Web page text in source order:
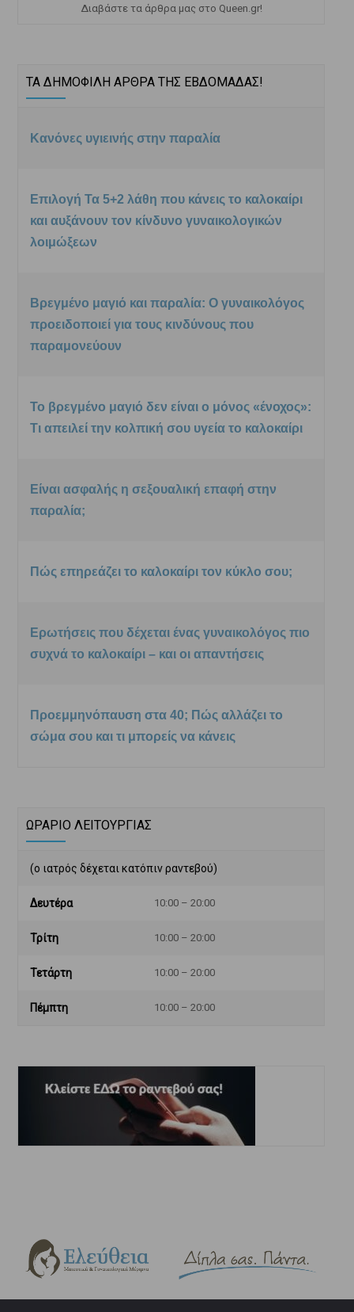
Διαβάστε τα άρθρα μας στο Queen.gr!
ΤΑ ΔΗΜΟΦΙΛΗ ΑΡΘΡΑ ΤΗΣ ΕΒΔΟΜΑΔΑΣ!
Κανόνες υγιεινής στην παραλία
Επιλογή Τα 5+2 λάθη που κάνεις το καλοκαίρι
και αυξάνουν τον κίνδυνο γυναικολογικών
λοιμώξεων
Βρεγμένο μαγιό και παραλία: Ο γυναικολόγος
προειδοποιεί για τους κινδύνους που
παραμονεύουν
Το βρεγμένο μαγιό δεν είναι ο μόνος «ένοχος»:
Τι απειλεί την κολπική σου υγεία το καλοκαίρι
Είναι ασφαλής η σεξουαλική επαφή στην
παραλία;
Πώς επηρεάζει το καλοκαίρι τον κύκλο σου;
Ερωτήσεις που δέχεται ένας γυναικολόγος πιο
συχνά το καλοκαίρι – και οι απαντήσεις
Προεμμηνόπαυση στα 40; Πώς αλλάζει το
σώμα σου και τι μπορείς να κάνεις
ΩΡΑΡΙΟ ΛΕΙΤΟΥΡΓΙΑΣ
(ο ιατρός δέχεται κατόπιν ραντεβού)
Δευτέρα 10:00 – 20:00
Τρίτη 10:00 – 20:00
Τετάρτη 10:00 – 20:00
Πέμπτη 10:00 – 20:00